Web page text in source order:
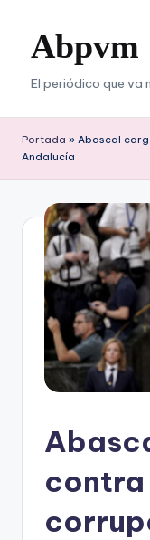
contenido
Abpvm
El periódico que va
Portada » Abascal
Andalucía
contra